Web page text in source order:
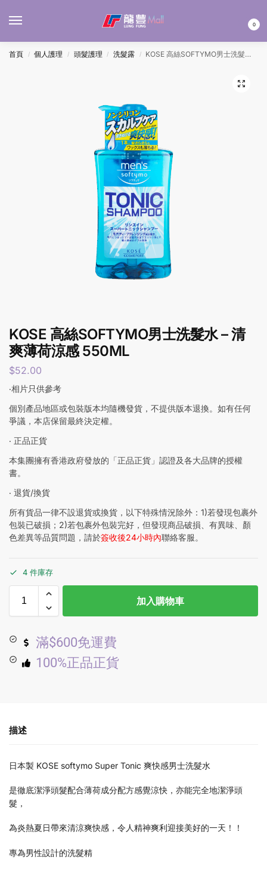
0
首頁 / 個人護理 / 頭髮護理 / 洗髮露 / KOSE 高絲SOFTYMO男士洗髮水 – 清爽薄荷涼感 550ML
KOSE 高絲SOFTYMO男士洗髮水 – 清
爽薄荷涼感 550ML
$52.00
‧相片只供參考
個別產品地區或包裝版本均隨機發貨，不提供版本退換。如有任何
爭議，本店保留最終決定權。
‧ 正品正貨
本集團擁有香港政府發放的「正品正貨」認證及各大品牌的授權
書。
‧ 退貨/換貨
所有貨品一律不設退貨或換貨，以下特殊情況除外：1)若發現包裹外
包裝已破損；2)若包裹外包裝完好，但發現商品破損、有異味、顏
色差異等品質問題，請於簽收後24小時內聯絡客服。
4 件庫存
加入購物車
滿$600免運費
100%正品正貨
描述
日本製 KOSE softymo Super Tonic 爽快感男士洗髮水
是徹底潔淨頭髮配合薄荷成分配方感覺涼快，亦能完全地潔淨頭
髮，
為炎熱夏日帶來清涼爽快感，令人精神爽利迎接美好的一天！！
專為男性設計的洗髮精